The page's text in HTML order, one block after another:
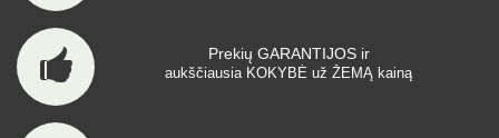
Prekių GARANTIJOS ir
aukščiausia KOKYBĖ už ŽEMĄ kainą